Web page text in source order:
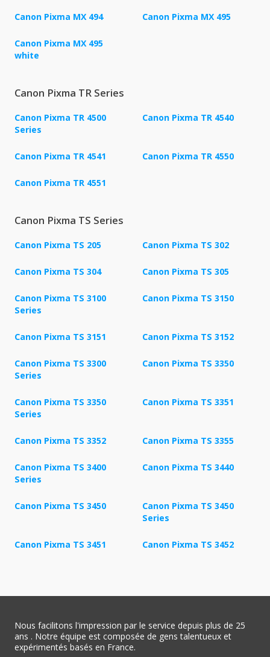
Canon Pixma MX 494 Canon Pixma MX 495
Canon Pixma MX 495
white
Canon Pixma TR Series
Canon Pixma TR 4500
Series
Canon Pixma TR 4540
Canon Pixma TR 4541 Canon Pixma TR 4550
Canon Pixma TR 4551
Canon Pixma TS Series
Canon Pixma TS 205 Canon Pixma TS 302
Canon Pixma TS 304 Canon Pixma TS 305
Canon Pixma TS 3100
Series
Canon Pixma TS 3150
Canon Pixma TS 3151 Canon Pixma TS 3152
Canon Pixma TS 3300
Series
Canon Pixma TS 3350
Canon Pixma TS 3350
Series
Canon Pixma TS 3351
Canon Pixma TS 3352 Canon Pixma TS 3355
Canon Pixma TS 3400
Series
Canon Pixma TS 3440
Canon Pixma TS 3450
Canon Pixma TS 3450
Series
Canon Pixma TS 3451 Canon Pixma TS 3452
Nous facilitons l'impression par le service depuis plus de 25
ans . Notre équipe est composée de gens talentueux et
expérimentés basés en France.